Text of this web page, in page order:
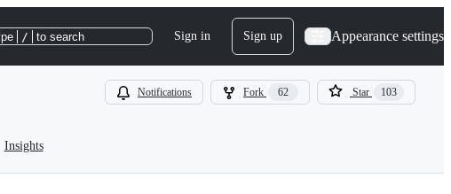
/ to search Sign in Sign up Appearance settings
Notifications Fork 62 Star 103
Insights